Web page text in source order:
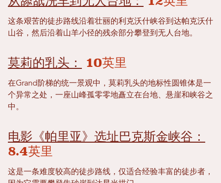
这条艰苦的徒步路线沿着壮丽的利克沃什峡谷到达帕克沃什
山谷，然后沿着山羊小径的残余部分攀登到无人台地。
莫莉的乳头： 10英里
在Grand阶梯的统一景观中，莫莉乳头的地标性圆锥体是一
个异常之处，一座山峰孤零零地矗立在台地、悬崖和峡谷之
中。
电影《帕里亚》选址巴克斯金峡谷：
8.4英里
这是一条难度较高的徒步路线，仅适合经验丰富的徒步者，